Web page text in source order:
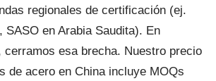
regionales de certificación (ej.
SASO en Arabia Saudita). En
cerramos esa brecha. Nuestro precio
de acero en China incluye MOQs